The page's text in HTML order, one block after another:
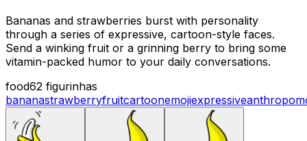
Bananas and strawberries burst with personality
through a series of expressive, cartoon-style faces.
Send a winking fruit or a grinning berry to bring some
vitamin-packed humor to your daily conversations.
food62 figurinhas
bananastrawberryfruitcartoonemojiexpressive